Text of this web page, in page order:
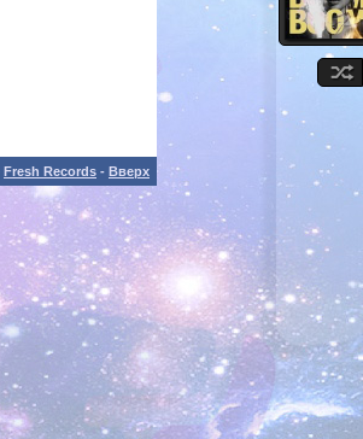
Fresh Records - Вверх